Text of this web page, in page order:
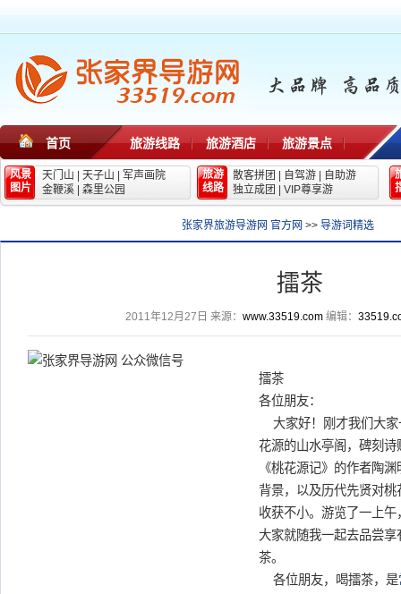
首页 旅游线路 旅游酒店 旅游景点
风景
图片
天门山 天子山
军声画院
金鞭溪
森里公园
旅游
线路
散客拼团 自驾游
自助游
独立成团
VIP尊享游
张家界旅游导游网 官方网 >> 导游词精选
擂茶
2011年12月27日 来源： www.33519.com编辑：
擂茶
各位朋友：
大家好！刚才我们大家
花源的山水亭阁，碑刻
《桃花源记》的作者陶
背景，以及历代先贤对
收获不小。游览了一上
大家就随我一起去品尝
茶。
各位朋友，喝擂茶，是